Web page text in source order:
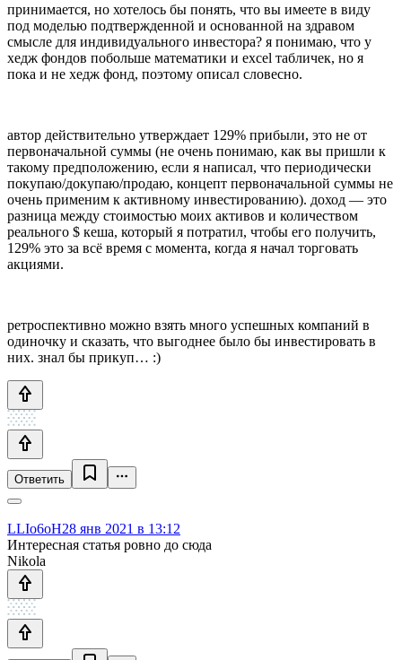
принимается, но хотелось бы понять, что вы имеете в виду
под моделью подтвержденной и основанной на здравом
смысле для индивидуального инвестора? я понимаю, что у
хедж фондов побольше математики и excel табличек, но я
пока и не хедж фонд, поэтому описал словесно.
автор действительно утверждает 129% прибыли, это не от
первоначальной суммы (не очень понимаю, как вы пришли к
такому предположению, если я написал, что периодически
покупаю/докупаю/продаю, концепт первоначальной суммы не
очень применим к активному инвестированию). доход — это
разница между стоимостью моих активов и количеством
реального $ кеша, который я потратил, чтобы его получить,
129% это за всё время с момента, когда я начал торговать
акциями.
ретроспективно можно взять много успешных компаний в
одиночку и сказать, что выгоднее было бы инвестировать в
них. знал бы прикуп… :)
Ответить
LLIo6oH28 янв 2021 в 13:12
Интересная статья ровно до сюда
Nikola